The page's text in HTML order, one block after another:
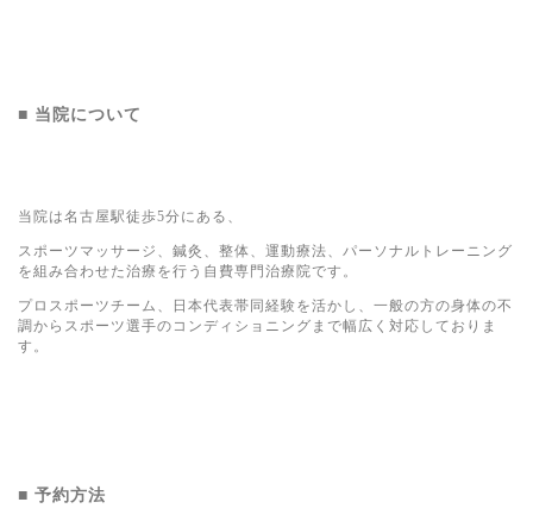
■ 当院について
当院は名古屋駅徒歩5分にある、
スポーツマッサージ、鍼灸、整体、運動療法、パーソナルトレーニング
を組み合わせた治療を行う自費専門治療院です。
プロスポーツチーム、日本代表帯同経験を活かし、一般の方の身体の不
調からスポーツ選手のコンディショニングまで幅広く対応しておりま
す。
■ 予約方法